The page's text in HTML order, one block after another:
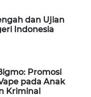
dan Ujian
Indonesia
Promosi
pada Anak
Kriminal